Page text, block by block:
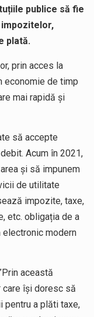
publice să fie
plată.
prin acces la
economie de timp
mai rapidă și
să accepte
Acum în 2021,
și să impunem
de utilitate
impozite, taxe,
etc. obligația de a
modern
această
își doresc să
a plăti taxe,